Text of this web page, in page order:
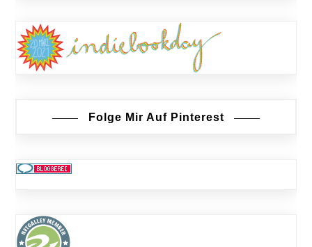
Folge Mir Auf Pinterest